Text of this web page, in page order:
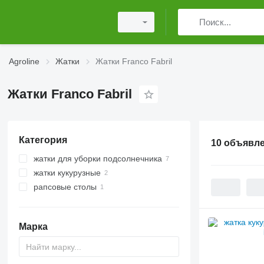
Agroline Жатки Жатки Franco Fabril
Жатки Franco Fabril
Категория
жатки для уборки подсолнечника
жатки кукурузные
рапсовые столы
Марка
10